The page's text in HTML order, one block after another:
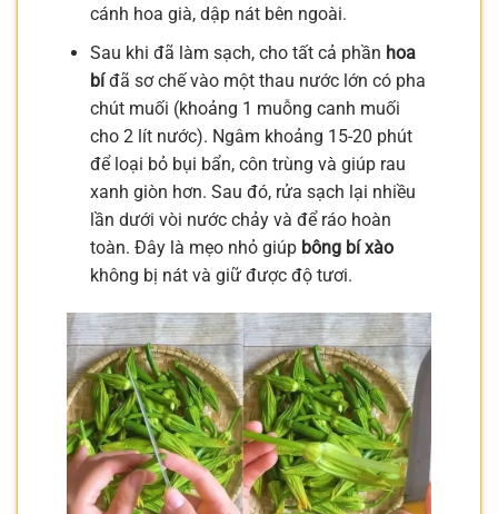
cánh hoa già, dập nát bên ngoài.
Sau khi đã làm sạch, cho tất cả phần hoa
bíđã sơ chế vào một thau nước lớn có pha
chút muối (khoảng 1 muỗng canh muối
cho 2 lít nước). Ngâm khoảng 15-20 phút
để loại bỏ bụi bẩn, côn trùng và giúp rau
xanh giòn hơn. Sau đó, rửa sạch lại nhiều
lần dưới vòi nước chảy và để ráo hoàn
toàn. Đây là mẹo nhỏ giúp bông bí xào
không bị nát và giữ được độ tươi.